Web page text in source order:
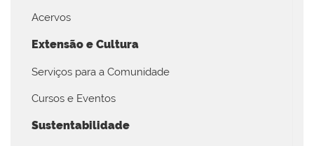
Acervos
Extensão e Cultura
Serviços para a Comunidade
Cursos e Eventos
Sustentabilidade